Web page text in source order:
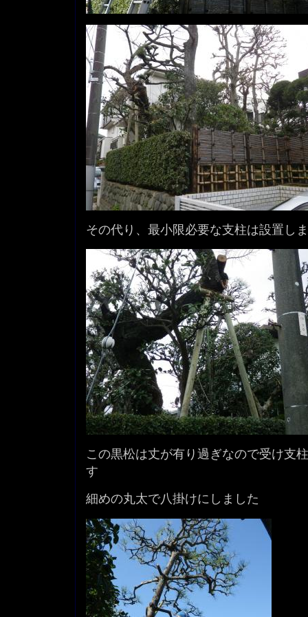
その代り、最小限必要な支柱は設置し
この黒松は丈が有り過ぎなので受け支
す
細めの丸太で八掛けにしました